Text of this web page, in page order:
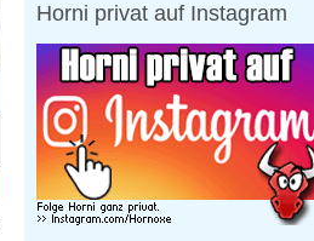
Horni privat auf Instagram